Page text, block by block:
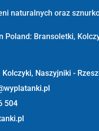
naturalnych oraz
Poland: Bransoletki,
Naszyjniki -
504